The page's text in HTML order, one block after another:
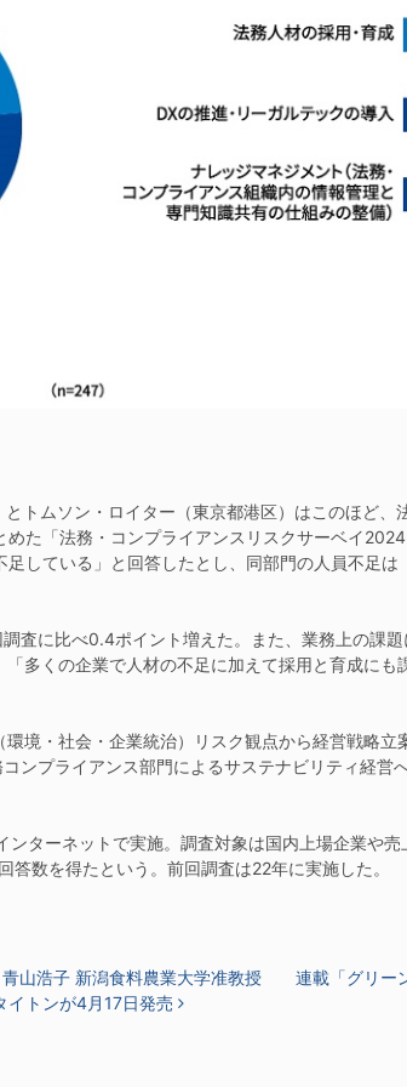
トムソン・ロイター（東京都港区）はこのほど、
た「法務・コンプライアンスリスクサーベイ
している」と回答したとし、同部門の人員不足は
査に比べ0.4ポイント増えた。また、業務上の課
多くの企業で人材の不足に加えて採用と育成にも
境・社会・企業統治）リスク観点から経営戦略立
ンプライアンス部門によるサステナビリティ経営
ターネットで実施。調査対象は国内上場企業や
数を得たという。前回調査は22年に実施した。
浩子 新潟食料農業大学准教授 連載「グリーン
トンが4月17日発売